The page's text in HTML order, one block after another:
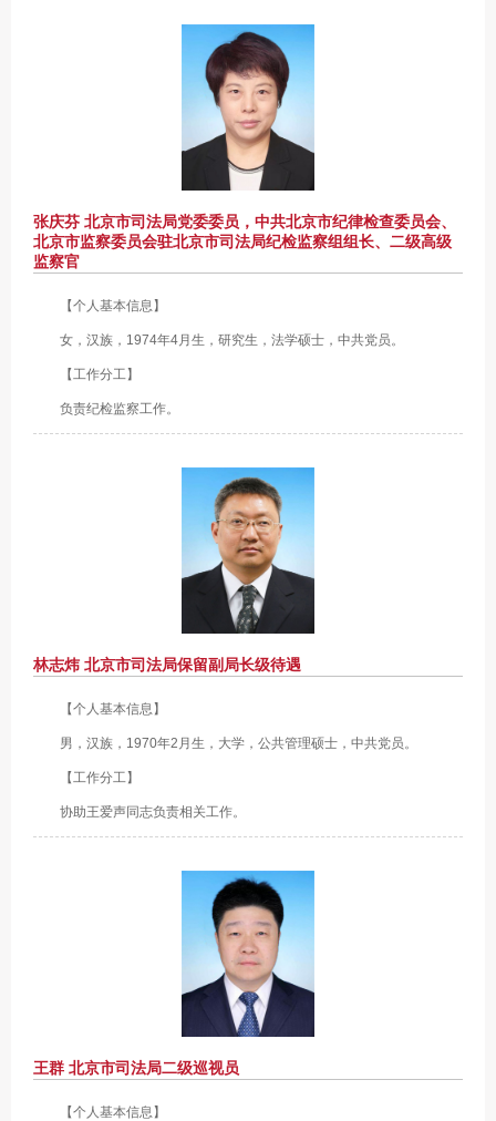
张庆芬 北京市司法局党委委员，中共北京市纪律检查委员会、
北京市监察委员会驻北京市司法局纪检监察组组长、二级高级
监察官
【个人基本信息】
女，汉族，1974年4月生，研究生，法学硕士，中共党员。
【工作分工】
负责纪检监察工作。
林志炜 北京市司法局保留副局长级待遇
【个人基本信息】
男，汉族，1970年2月生，大学，公共管理硕士，中共党员。
【工作分工】
协助王爱声同志负责相关工作。
王群 北京市司法局二级巡视员
【个人基本信息】